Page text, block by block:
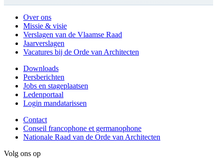
Over ons
Missie & visie
Verslagen van de Vlaamse Raad
Jaarverslagen
Vacatures bij de Orde van Architecten
Downloads
Persberichten
Jobs en stageplaatsen
Ledenportaal
Login mandatarissen
Contact
Conseil francophone et germanophone
Nationale Raad van de Orde van Architecten
Volg ons op